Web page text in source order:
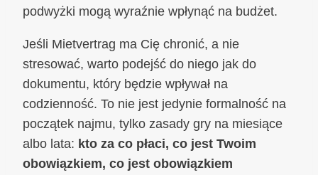
podwyżki mogą wyraźnie wpłynąć na budżet.
Jeśli Mietvertrag ma Cię chronić, a nie
stresować, warto podejść do niego jak do
dokumentu, który będzie wpływał na
codzienność. To nie jest jedynie formalność na
początek najmu, tylko zasady gry na miesiące
albo lata: kto za co płaci, co jest Twoim
obowiązkiem, co jest obowiązkiem